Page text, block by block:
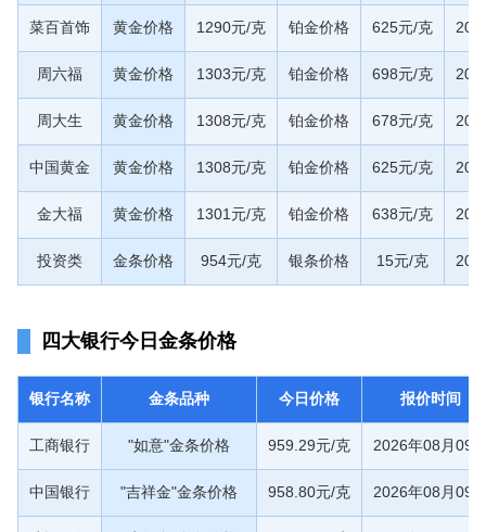
菜百首饰 黄金价格 1290元/克 铂金价格 625元/克
周六福 黄金价格 1303元/克 铂金价格 698元/克
周大生 黄金价格 1308元/克 铂金价格 678元/克
中国黄金 黄金价格 1308元/克 铂金价格 625元/克
金大福 黄金价格 1301元/克 铂金价格 638元/克
投资类 金条价格 954元/克 银条价格 15元/克
四大银行今日金条价格
银行名称 金条品种 今日价格 报价时间
工商银行 "如意"金条价格 959.29元/克 2026年08月09
中国银行 "吉祥金"金条价格 958.80元/克 2026年08月09